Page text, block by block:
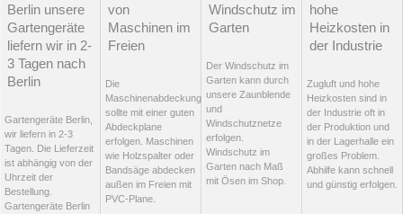
Berlin unsere
Gartengeräte
liefern wir in 2-
3 Tagen nach
Berlin
Gartengeräte Berlin,
wir liefern in 2-3
Tagen. Die Lieferzeit
ist abhängig von der
Uhrzeit der
Bestellung.
Gartengeräte Berlin
von
Maschinen im
Freien
Die
Maschinenabdeckung
sollte mit einer guten
Abdeckplane
erfolgen. Maschinen
wie Holzspalter oder
Bandsäge abdecken
außen im Freien mit
PVC-Plane.
Windschutz im
Garten
Der Windschutz im
Garten kann durch
unsere Zaunblende
und
Windschutznetze
erfolgen.
Windschutz im
Garten nach Maß
mit Ösen im Shop.
hohe
Heizkosten in
der Industrie
Zugluft und hohe
Heizkosten sind in
der Industrie oft in
der Produktion und
in der Lagerhalle ein
großes Problem.
Abhilfe kann schnell
und günstig erfolgen.